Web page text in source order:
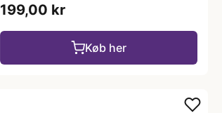
199,00 kr
Køb her